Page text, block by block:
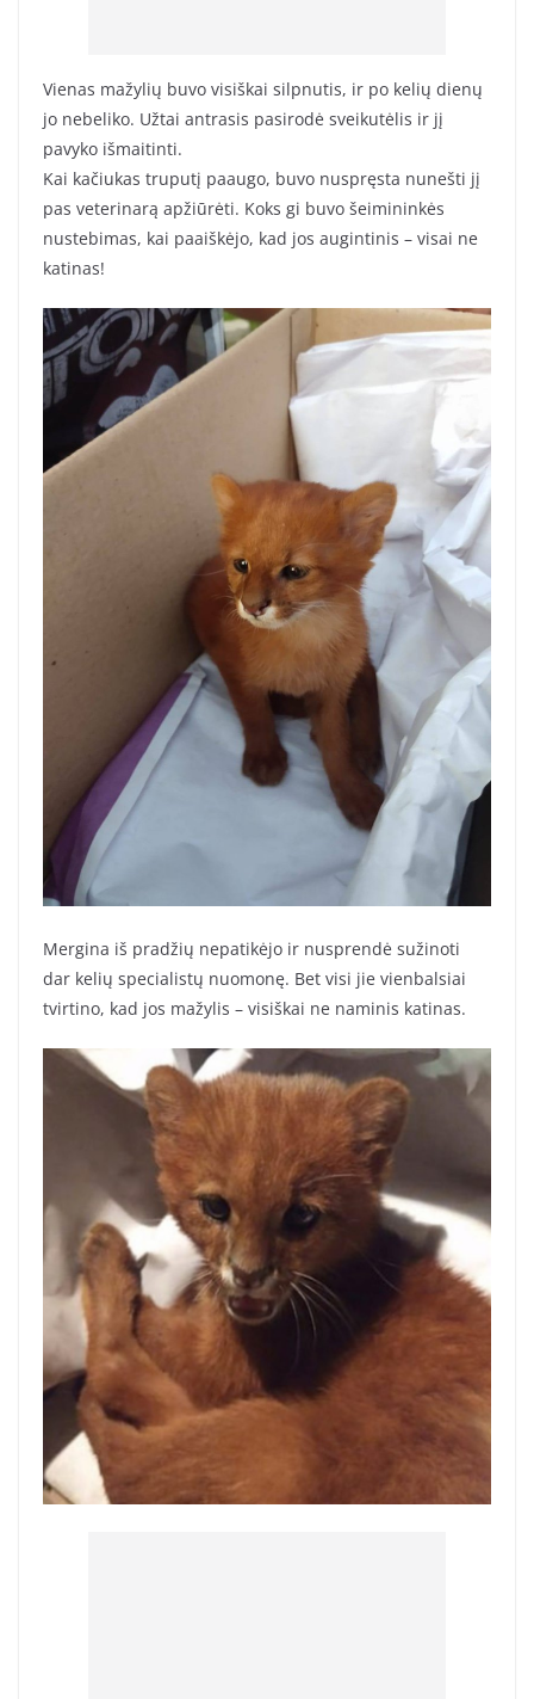
Vienas mažylių buvo visiškai silpnutis, ir po kelių dienų
jo nebeliko. Užtai antrasis pasirodė sveikutėlis ir jį
pavyko išmaitinti.
Kai kačiukas truputį paaugo, buvo nuspręsta nunešti jį
pas veterinarą apžiūrėti. Koks gi buvo šeimininkės
nustebimas, kai paaiškėjo, kad jos augintinis – visai ne
katinas!
Mergina iš pradžių nepatikėjo ir nusprendė sužinoti
dar kelių specialistų nuomonę. Bet visi jie vienbalsiai
tvirtino, kad jos mažylis – visiškai ne naminis katinas.